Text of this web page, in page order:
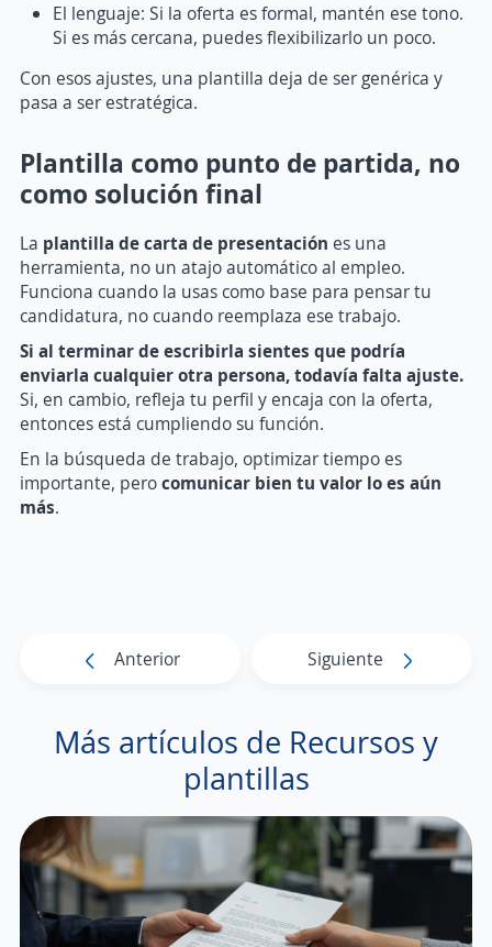
El lenguaje: Si la oferta es formal, mantén ese tono.
Si es más cercana, puedes flexibilizarlo un poco.
Con esos ajustes, una plantilla deja de ser genérica y
pasa a ser estratégica.
Plantilla como punto de partida, no
como solución final
La plantilla de carta de presentación es una
herramienta, no un atajo automático al empleo.
Funciona cuando la usas como base para pensar tu
candidatura, no cuando reemplaza ese trabajo.
Si al terminar de escribirla sientes que podría
enviarla cualquier otra persona, todavía falta ajuste.
Si, en cambio, refleja tu perfil y encaja con la oferta,
entonces está cumpliendo su función.
En la búsqueda de trabajo, optimizar tiempo es
importante, perocomunicar bien tu valor lo es aún
más.
Anterior Siguiente
Más artículos de Recursos y
plantillas